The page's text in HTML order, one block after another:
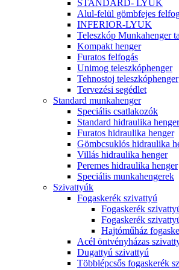
STANDARD- LYUK
Alul-felül gömbfejes
INFERIOR-LYUK
Teleszkóp Munkahenger
Kompakt henger
Furatos felfogás
Unimog teleszkóphenger
Tehnostoj teleszkóphenger
Tervezési segédlet
Standard munkahenger
Speciális csatlakozók
Standard hidraulika henger
Furatos hidraulika henger
Gömbcsuklós hidraulika
Villás hidraulika henger
Peremes hidraulika henger
Speciális munkahengerek
Szivattyúk
Fogaskerék szivattyú
Fogaskerék
Fogaskerék
Hajtóműház
Acél öntvényházas
Dugattyú szivattyú
Többlépcsős fogaskerék